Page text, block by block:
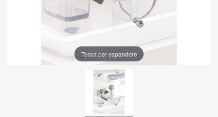
Tocca per espandere